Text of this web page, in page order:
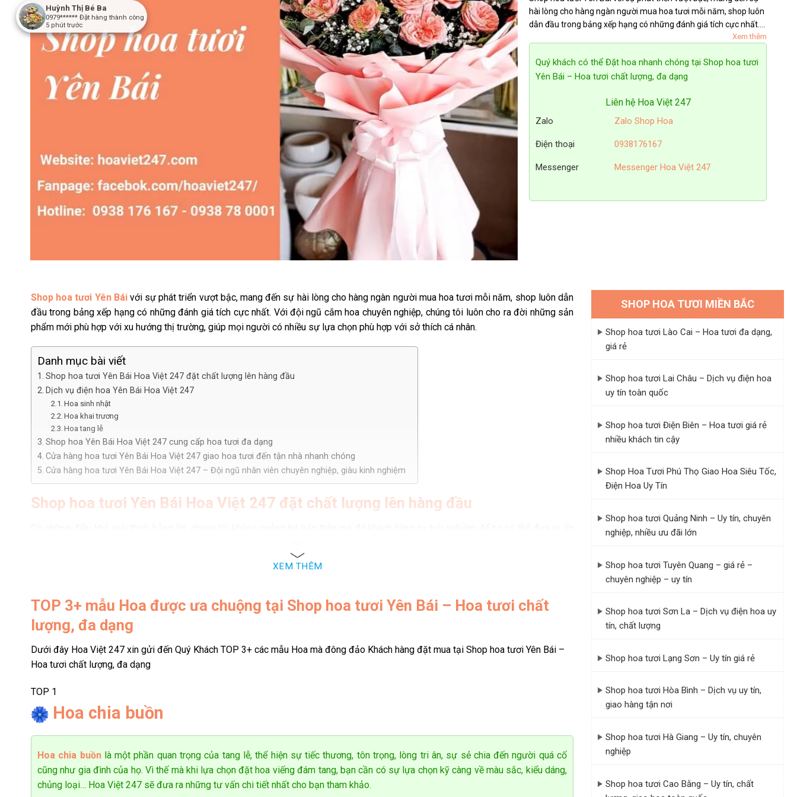
hài lòng cho hàng ngàn người mua hoa tươi mỗi năm, shop luôn
dẫn đầu trong bảng xếp hạng có những đánh giá tích cực nhất.
Với đội ngũ cắm hoa chuyên nghiệp, chúng tôi luôn cho ra đời
Xem thêm
Quý khách có thể Đặt hoa nhanh chóng tại Shop hoa tươi
Yên Bái – Hoa tươi chất lượng, đa dạng
Liên hệ Hoa Việt 247
Zalo Zalo Shop Hoa
Điện thoại 0938176167
Messenger Messenger Hoa Việt 247
Shop hoa tươi Yên Báivới sự phát triển vượt bậc, mang đến sự hài lòng cho hàng ngàn người mua hoa tươi mỗi năm, shop luôn dẫn
đầu trong bảng xếp hạng có những đánh giá tích cực nhất. Với đội ngũ cắm hoa chuyên nghiệp, chúng tôi luôn cho ra đời những sản
phẩm mới phù hợp với xu hướng thị trường, giúp mọi người có nhiều sự lựa chọn phù hợp với sở thích cá nhân.
Danh mục bài viết
Shop hoa tươi Yên Bái Hoa Việt 247 đặt chất lượng lên hàng đầu
Dịch vụ điện hoa Yên Bái Hoa Việt 247
Hoa sinh nhật
Hoa khai trương
Hoa tang lễ
Shop hoa Yên Bái Hoa Việt 247 cung cấp hoa tươi đa dạng
Cửa hàng hoa tươi Yên Bái Hoa Việt 247 giao hoa tươi đến tận nhà nhanh chóng
Cửa hàng hoa tươi Yên Bái Hoa Việt 247 – Đội ngũ nhân viên chuyên nghiệp, giàu kinh nghiệm
Shop hoa tươi Yên Bái Hoa Việt 247 đặt chất lượng lên hàng đầu
XEM THÊM
TOP 3+ mẫu Hoa được ưa chuộng tại Shop hoa tươi Yên Bái – Hoa tươi chất
lượng, đa dạng
Dưới đây Hoa Việt 247 xin gửi đến Quý Khách TOP 3+ các mẫu Hoa mà đông đảo Khách hàng đặt mua tại Shop hoa tươi Yên Bái –
Hoa tươi chất lượng, đa dạng
TOP 1
Hoa chia buồn
Hoa chia buồnlà một phần quan trọng của tang lễ, thể hiện sự tiếc thương, tôn trọng, lòng tri ân, sự sẻ chia đến người quá cố
cũng như gia đình của họ. Vì thế mà khi lựa chọn đặt hoa viếng đám tang, bạn cần có sự lựa chọn kỹ càng về màu sắc, kiểu dáng,
chủng loại… Hoa Việt 247 sẽ đưa ra những tư vấn chi tiết nhất cho bạn tham khảo.
SHOP HOA TƯƠI MIỀN BẮC
Shop hoa tươi Lào Cai – Hoa tươi đa dạng,
giá rẻ
Shop hoa tươi Lai Châu – Dịch vụ điện hoa
uy tín toàn quốc
Shop hoa tươi Điện Biên – Hoa tươi giá rẻ
nhiều khách tin cậy
Shop Hoa Tươi Phú Thọ Giao Hoa Siêu Tốc,
Điện Hoa Uy Tín
Shop hoa tươi Quảng Ninh – Uy tín, chuyên
nghiệp, nhiều ưu đãi lớn
Shop hoa tươi Tuyên Quang – giá rẻ –
chuyên nghiệp – uy tín
Shop hoa tươi Sơn La – Dịch vụ điện hoa uy
tín, chất lượng
Shop hoa tươi Lạng Sơn – Uy tín giá rẻ
Shop hoa tươi Hòa Bình – Dịch vụ uy tín,
giao hàng tận nơi
Shop hoa tươi Hà Giang – Uy tín, chuyên
nghiệp
Shop hoa tươi Cao Bằng – Uy tín, chất
Huỳnh Thị Bé Ba
0979******Đặt hàng thành công
5phút trước